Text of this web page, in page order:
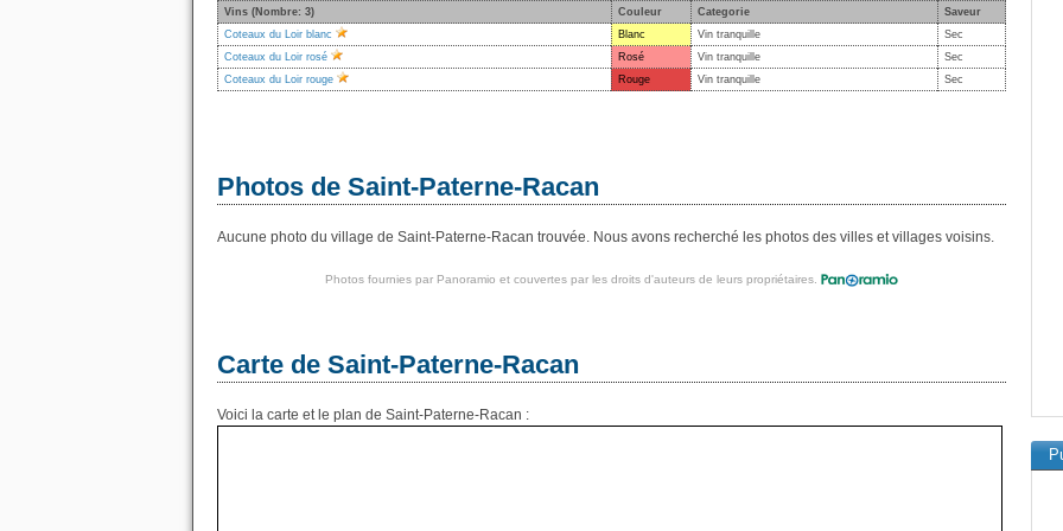
Vins (Nombre: 3) Couleur Categorie
Saveur
Coteaux du Loir blanc
Blanc Vin tranquille
Sec
Coteaux du Loir rosé
Rosé Vin tranquille
Sec
Coteaux du Loir rouge
Rouge Vin tranquille Sec
Photos de Saint-Paterne-Racan
Aucune photo du village de Saint-Paterne-Racan trouvée. Nous avons recherché les photos des villes et villages voisins.
Photos fournies par Panoramio et couvertes par les droits d'auteurs de leurs propriétaires.
Carte de Saint-Paterne-Racan
Voici la carte et le plan de Saint-Paterne-Racan :